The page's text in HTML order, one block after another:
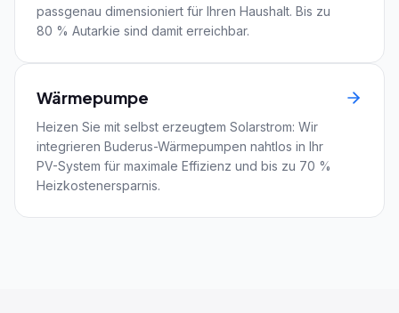
passgenau dimensioniert für Ihren Haushalt. Bis zu
80 % Autarkie sind damit erreichbar.
Wärmepumpe
Heizen Sie mit selbst erzeugtem Solarstrom: Wir
integrieren Buderus-Wärmepumpen nahtlos in Ihr
PV-System für maximale Effizienz und bis zu 70 %
Heizkostenersparnis.